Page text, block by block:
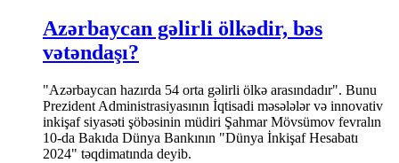
Azərbaycan gəlirli ölkədir, bəs
vətəndaşı?
"Azərbaycan hazırda 54 orta gəlirli ölkə arasındadır". Bunu
Prezident Administrasiyasının İqtisadi məsələlər və innovativ
inkişaf siyasəti şöbəsinin müdiri Şahmar Mövsümov fevralın
10-da Bakıda Dünya Bankının "Dünya İnkişaf Hesabatı
2024" təqdimatında deyib.